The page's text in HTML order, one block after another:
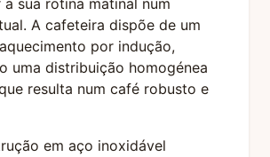
sua rotina matinal num
A cafeteira dispõe de um
por indução,
uma distribuição homogénea
resulta num café robusto e
em aço inoxidável